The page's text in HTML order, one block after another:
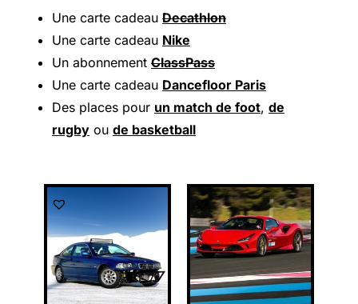
Une carte cadeau Decathlon
Une carte cadeau Nike
Un abonnement ClassPass
Une carte cadeau Dancefloor Paris
Des places pour un match de foot, de
rugby ou de basketball